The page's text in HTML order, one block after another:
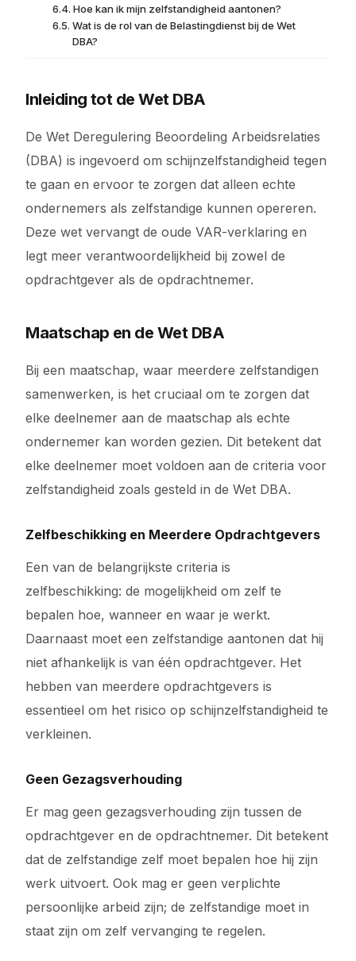
Hoe kan ik mijn zelfstandigheid aantonen?
Wat is de rol van de Belastingdienst bij de Wet
DBA?
Inleiding tot de Wet DBA
De Wet Deregulering Beoordeling Arbeidsrelaties
(DBA) is ingevoerd om schijnzelfstandigheid tegen
te gaan en ervoor te zorgen dat alleen echte
ondernemers als zelfstandige kunnen opereren.
Deze wet vervangt de oude VAR-verklaring en
legt meer verantwoordelijkheid bij zowel de
opdrachtgever als de opdrachtnemer.
Maatschap en de Wet DBA
Bij een maatschap, waar meerdere zelfstandigen
samenwerken, is het cruciaal om te zorgen dat
elke deelnemer aan de maatschap als echte
ondernemer kan worden gezien. Dit betekent dat
elke deelnemer moet voldoen aan de criteria voor
zelfstandigheid zoals gesteld in de Wet DBA.
Zelfbeschikking en Meerdere Opdrachtgevers
Een van de belangrijkste criteria is
zelfbeschikking: de mogelijkheid om zelf te
bepalen hoe, wanneer en waar je werkt.
Daarnaast moet een zelfstandige aantonen dat hij
niet afhankelijk is van één opdrachtgever. Het
hebben van meerdere opdrachtgevers is
essentieel om het risico op schijnzelfstandigheid te
verkleinen.
Geen Gezagsverhouding
Er mag geen gezagsverhouding zijn tussen de
opdrachtgever en de opdrachtnemer. Dit betekent
dat de zelfstandige zelf moet bepalen hoe hij zijn
werk uitvoert. Ook mag er geen verplichte
persoonlijke arbeid zijn; de zelfstandige moet in
staat zijn om zelf vervanging te regelen.